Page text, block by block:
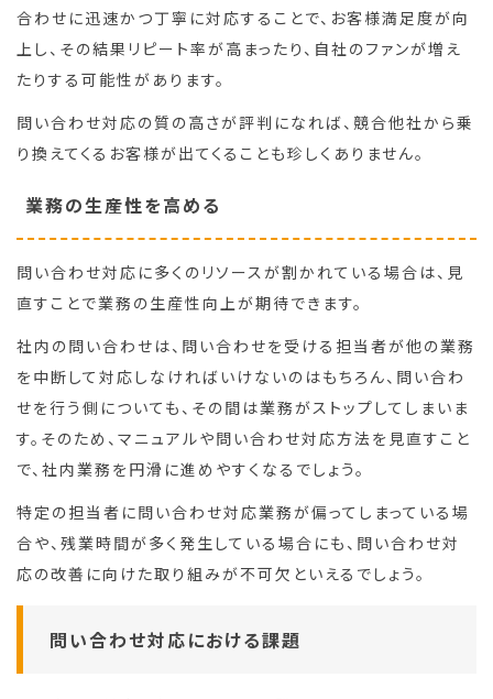
合わせに迅速かつ丁寧に対応することで、お客様満足度が向
上し、その結果リピート率が高まったり、自社のファンが増え
たりする可能性があります。
問い合わせ対応の質の高さが評判になれば、競合他社から乗
り換えてくるお客様が出てくることも珍しくありません。
業務の生産性を高める
問い合わせ対応に多くのリソースが割かれている場合は、見
直すことで業務の生産性向上が期待できます。
社内の問い合わせは、問い合わせを受ける担当者が他の業務
を中断して対応しなければいけないのはもちろん、問い合わ
せを行う側についても、その間は業務がストップしてしまいま
す。そのため、マニュアルや問い合わせ対応方法を見直すこと
で、社内業務を円滑に進めやすくなるでしょう。
特定の担当者に問い合わせ対応業務が偏ってしまっている場
合や、残業時間が多く発生している場合にも、問い合わせ対
応の改善に向けた取り組みが不可欠といえるでしょう。
問い合わせ対応における課題